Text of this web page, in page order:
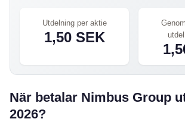
Utdelning per aktie
1,50 SEK
När betalar Nimbus Group
2026?